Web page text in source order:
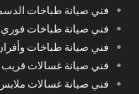
فني صيانة طباخات
فني صيانة طباخات فوري
فني صيانة طباخات
فني صيانة غسالات
فني صيانة غسالات